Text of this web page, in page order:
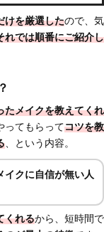
けを厳選したので、気
れでは順番にご紹介し
たメイクを教えてくれ
ってもらってコツを教
、という内容。
イクに自信が無い人
くれるから、短時間で